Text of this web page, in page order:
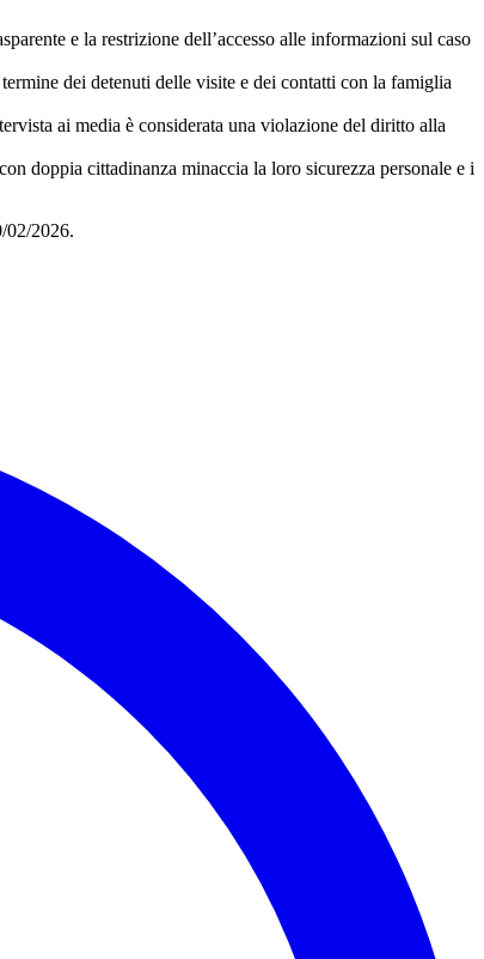
e la restrizione dell’accesso alle informazioni sul caso
dei detenuti delle visite e dei contatti con la famiglia
ai media è considerata una violazione del diritto alla
doppia cittadinanza minaccia la loro sicurezza personale e i
02/2026.